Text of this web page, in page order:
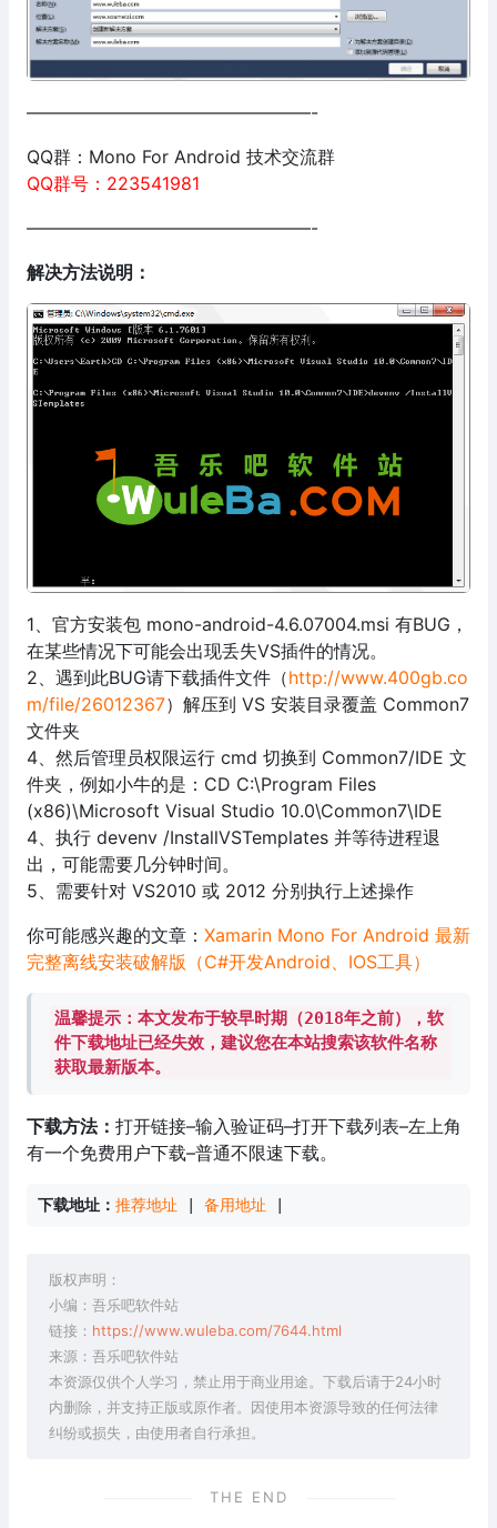
————————————————-
QQ群：Mono For Android 技术交流群
QQ群号：223541981
————————————————-
解决方法说明：
1、官方安装包 mono-android-4.6.07004.msi 有BUG，
在某些情况下可能会出现丢失VS插件的情况。
2、遇到此BUG请下载插件文件（http://www.400gb.co
m/file/26012367）解压到 VS 安装目录覆盖 Common7
文件夹
4、然后管理员权限运行 cmd 切换到 Common7/IDE 文
件夹，例如小牛的是：CD C:\Program Files
(x86)\Microsoft Visual Studio 10.0\Common7\IDE
4、执行 devenv /InstallVSTemplates 并等待进程退
出，可能需要几分钟时间。
5、需要针对 VS2010 或 2012 分别执行上述操作
你可能感兴趣的文章： Xamarin Mono For Android 最新
完整离线安装破解版（C#开发Android、IOS工具）
温馨提示：本文发布于较早时期（2018年之前），软
件下载地址已经失效，建议您在本站搜索该软件名称
获取最新版本。
下载方法： 打开链接–输入验证码–打开下载列表–左上角
有一个免费用户下载–普通不限速下载。
下载地址： 推荐地址 备用地址
版权声明：
小编：吾乐吧软件站
链接： https://www.wuleba.com/7644.html
来源：吾乐吧软件站
本资源仅供个人学习，禁止用于商业用途。下载后请于24小时
内删除，并支持正版或原作者。因使用本资源导致的任何法律
纠纷或损失，由使用者自行承担。
THE END